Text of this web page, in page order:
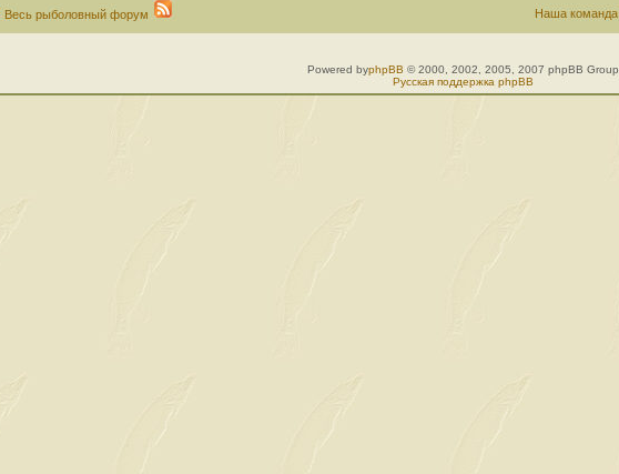
Весь рыболовный форум Наша команда
Powered byphpBB © 2000, 2002, 2005, 2007 phpBB Group
Русская поддержка phpBB